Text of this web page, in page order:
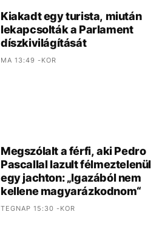
Kiakadt egy turista, miután
lekapcsolták a Parlament
díszkivilágítását
MA 13:49 -KOR
Megszólalt a férfi, aki Pedro
Pascallal lazult félmeztelenül
egy jachton: „Igazából nem
kellene magyarázkodnom“
TEGNAP 15:30 -KOR